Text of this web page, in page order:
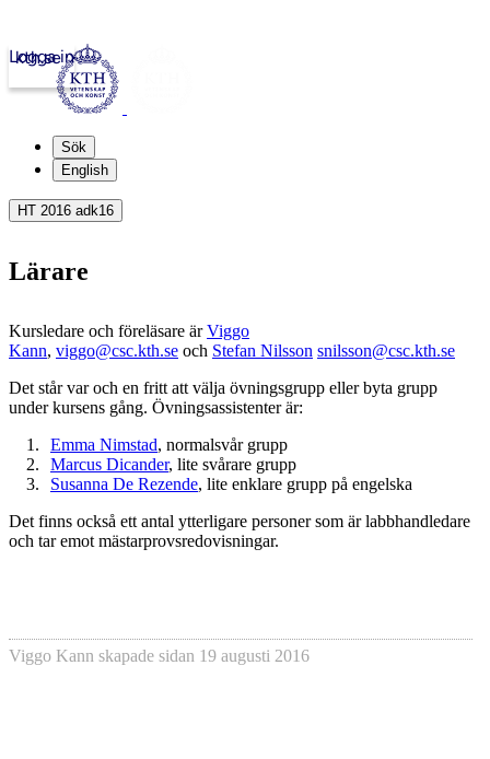
kth.se
Logga in
Sök
English
HT 2016 adk16
Lärare
Kursledare och föreläsare ärViggo
Kann, viggo@csc.kth.se och Stefan Nilsson snilsson@csc.kth.se
Det står var och en fritt att välja övningsgrupp eller byta grupp
under kursens gång. Övningsassistenter är:
Emma Nimstad, normalsvår grupp
Marcus Dicander, lite svårare grupp
Susanna De Rezende, lite enklare grupp på engelska
Det finns också ett antal ytterligare personer som är labbhandledare
och tar emot mästarprovsredovisningar.
Viggo Kann skapade sidan 19 augusti 2016